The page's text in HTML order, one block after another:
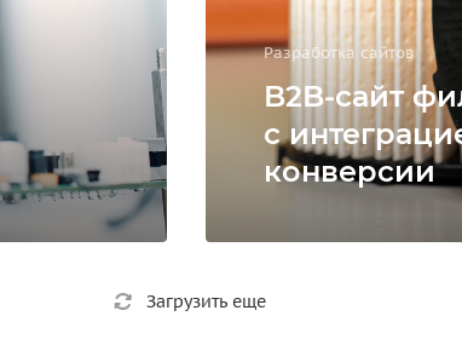
Разработка сайтов
B2B-сайт
с
конверсии
Загрузить еще